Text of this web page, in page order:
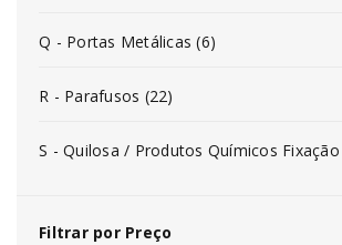
Q - Portas Metálicas (6)
R - Parafusos (22)
S - Quilosa / Produtos Químicos Fixação
Filtrar por Preço